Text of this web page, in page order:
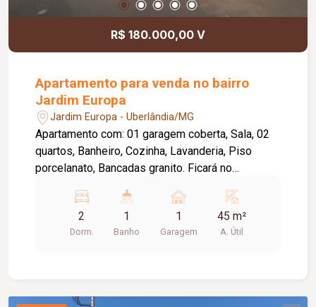
R$ 180.000,00 V
Apartamento para venda no bairro
Jardim Europa
Jardim Europa - Uberlândia/MG
Apartamento com: 01 garagem coberta, Sala, 02
quartos, Banheiro, Cozinha, Lavanderia, Piso
porcelanato, Bancadas granito. Ficará no
quartos, no banheiro ficará: a prateleira de granito
e box blindex, na cozinha ficará armários, fogão
cooktop, geladeira duplex inox da Brastemp, na
2
Dorm.
1
Banho
1
Garagem
45 m²
A. Útil